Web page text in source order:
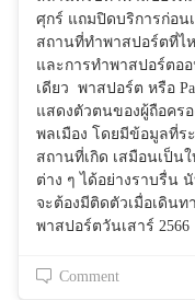
ศุกร์ แถมปิดบริการก่อน
สถานที่ทำพาสปอร์ตที่ไ
และการทำพาสปอร์ตอ
เดียว พาสปอร์ต หรือ
แสดงตัวตนของผู้ถือคร
พลเมือง โดยมีข้อมูลที่ร
สถานที่เกิด เสมือนเป็น
ต่าง ๆ ได้อย่างราบรื่น
จะต้องมีติดตัวเมื่อเดิน
พาสปอร์ตวันเสาร์
Comment